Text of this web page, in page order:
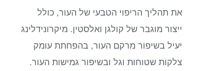
את תהליך הריפוי הטבעי של העור, כולל
ייצור מוגבר של קולגן ואלסטין. מיקרונידלינג
יעיל בשיפור מרקם העור, בהפחתת עומק
צלקות שטוחות וגל ובשיפור גמישות העור.